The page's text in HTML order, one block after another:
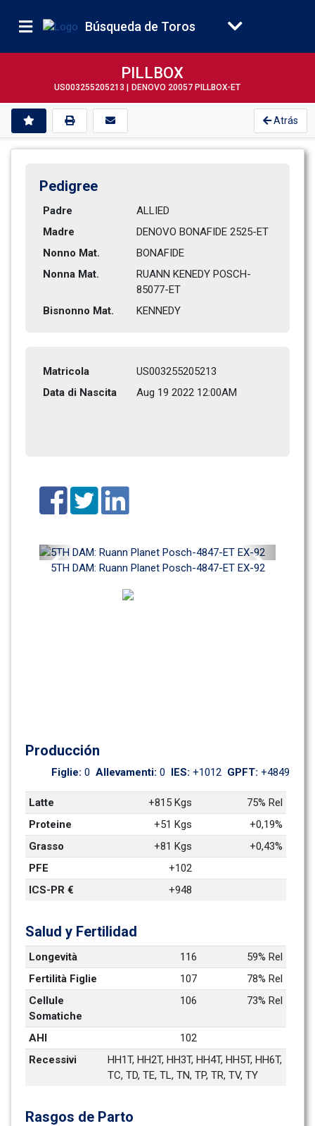
Búsqueda de Toros
PILLBOX
US003255205213 | DENOVO 20057 PILLBOX-ET
Atrás
Pedigree
Padre
ALLIED
Madre
DENOVO BONAFIDE 2525-ET
Nonno Mat.
BONAFIDE
Nonna Mat.
RUANN KENEDY POSCH-
85077-ET
Bisnonno Mat.
KENNEDY
Matricola
US003255205213
Data di Nascita
Aug 19 2022 12:00AM
5TH DAM: Ruann Planet Posch-4847-ET EX-92
Previous Next
Producción
Figlie: 0 Allevamenti: 0 IES: +1012 GPFT: +4849
Latte +815 Kgs
75% Rel
Proteine
+51 Kgs
+0,19%
Grasso
+81 Kgs
+0,43%
PFE
+102
ICS-PR €
+948
Salud y Fertilidad
Longevità 116
59% Rel
Fertilità Figlie
107
78% Rel
Cellule
Somatiche
106 73% Rel
AHI
102
Recessivi
HH1T, HH2T, HH3T, HH4T, HH5T, HH6T,
TC, TD, TE, TL, TN, TP, TR, TV, TY
Rasgos de Parto